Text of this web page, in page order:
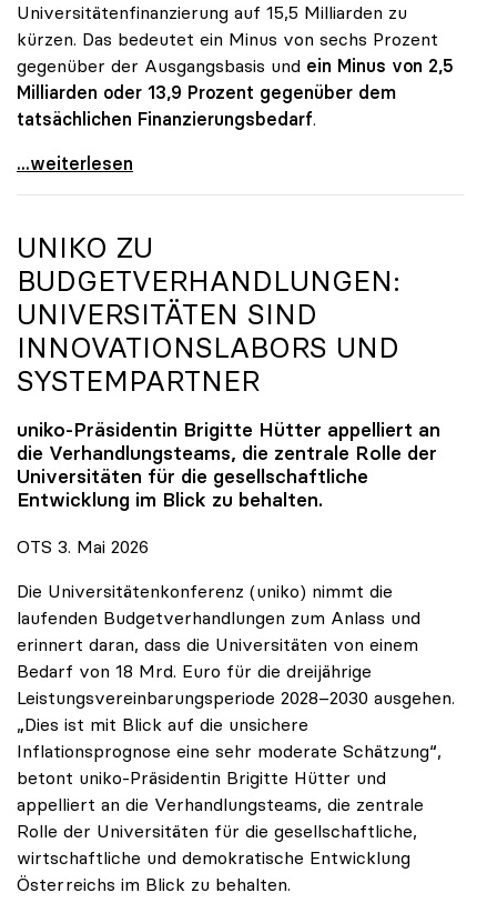
Universitätenfinanzierung auf 15,5 Milliarden zu
kürzen. Das bedeutet ein Minus von sechs Prozent
gegenüber der Ausgangsbasis und ein Minus von 2,5
Milliarden oder 13,9 Prozent gegenüber dem
tatsächlichen Finanzierungsbedarf.
\"Österreich ist für die heimischen Universitäten
...weiterlesen
UNIKO ZU
BUDGETVERHANDLUNGEN:
UNIVERSITÄTEN SIND
INNOVATIONSLABORS UND
SYSTEMPARTNER
uniko-Präsidentin Brigitte Hütter appelliert an
die Verhandlungsteams, die zentrale Rolle der
Universitäten für die gesellschaftliche
Entwicklung im Blick zu behalten.
OTS 3. Mai 2026
Die Universitätenkonferenz (uniko) nimmt die
laufenden Budgetverhandlungen zum Anlass und
erinnert daran, dass die Universitäten von einem
Bedarf von 18 Mrd. Euro für die dreijährige
Leistungsvereinbarungsperiode 2028–2030 ausgehen.
„Dies ist mit Blick auf die unsichere
Inflationsprognose eine sehr moderate Schätzung“,
betont uniko-Präsidentin Brigitte Hütter und
appelliert an die Verhandlungsteams, die zentrale
Rolle der Universitäten für die gesellschaftliche,
wirtschaftliche und demokratische Entwicklung
Österreichs im Blick zu behalten.